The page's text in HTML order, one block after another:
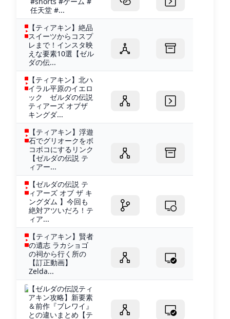
任天堂 #...
【ティアキン】絶品
スイーツからコスプ
レまで！インスタ映
えな要素10選【ゼル
ダの伝...
【ティアキン】北ハ
イラル平原のイエロ
ック ゼルダの伝説
ティアーズ オブザ
キングダ...
【ティアキン】浮遊
石でグリオークをボ
コボコにするリンク
【ゼルダの伝説 テ
ィアー...
【ゼルダの伝説 テ
ィアーズ オブ ザ キ
ングダム 】今回も
絶対アツいだろ！テ
ィア...
【ティアキン】賢者
の遺志 ラカショゴ
の祠から行く所の
【訂正動画】
Zelda...
【ゼルダの伝説ティ
アキン攻略】新要素
＆前作『ブレワイ』
との違いまとめ【テ